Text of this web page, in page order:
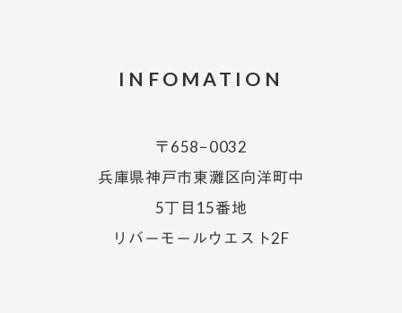
INFOMATION
〒658−0032
兵庫県神戸市東灘区向洋町中
5丁目15番地
リバーモールウエスト2F